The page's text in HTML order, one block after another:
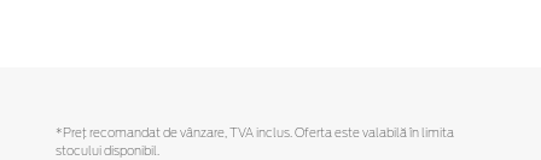
*Preţ recomandat de vânzare, TVA inclus. Oferta este valabilă în limita
stocului disponibil.